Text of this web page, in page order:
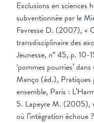
Exclusions en sciences
subventionnée par le
Favresse D. (2007), «
transdisciplinaire des
Jeunesse, n° 45, p.
‘pommes pourries’
Manço (éd.), Pratiques
ensemble, Paris :
5. Lapeyre M. (2005),
où l’intégration échoue